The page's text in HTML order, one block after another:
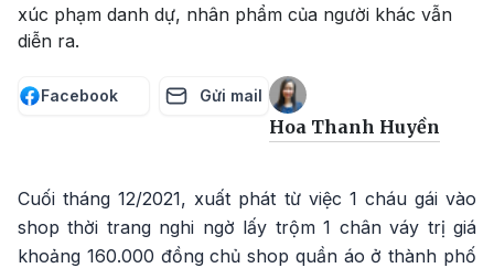
xúc phạm danh dự, nhân phẩm của người khác vẫn
diễn ra.
Facebook Gửi mail
Hoa Thanh Huyền
Cuối tháng 12/2021, xuất phát từ việc 1 cháu gái vào
shop thời trang nghi ngờ lấy trộm 1 chân váy trị giá
khoảng 160.000 đồng chủ shop quần áo ở thành phố